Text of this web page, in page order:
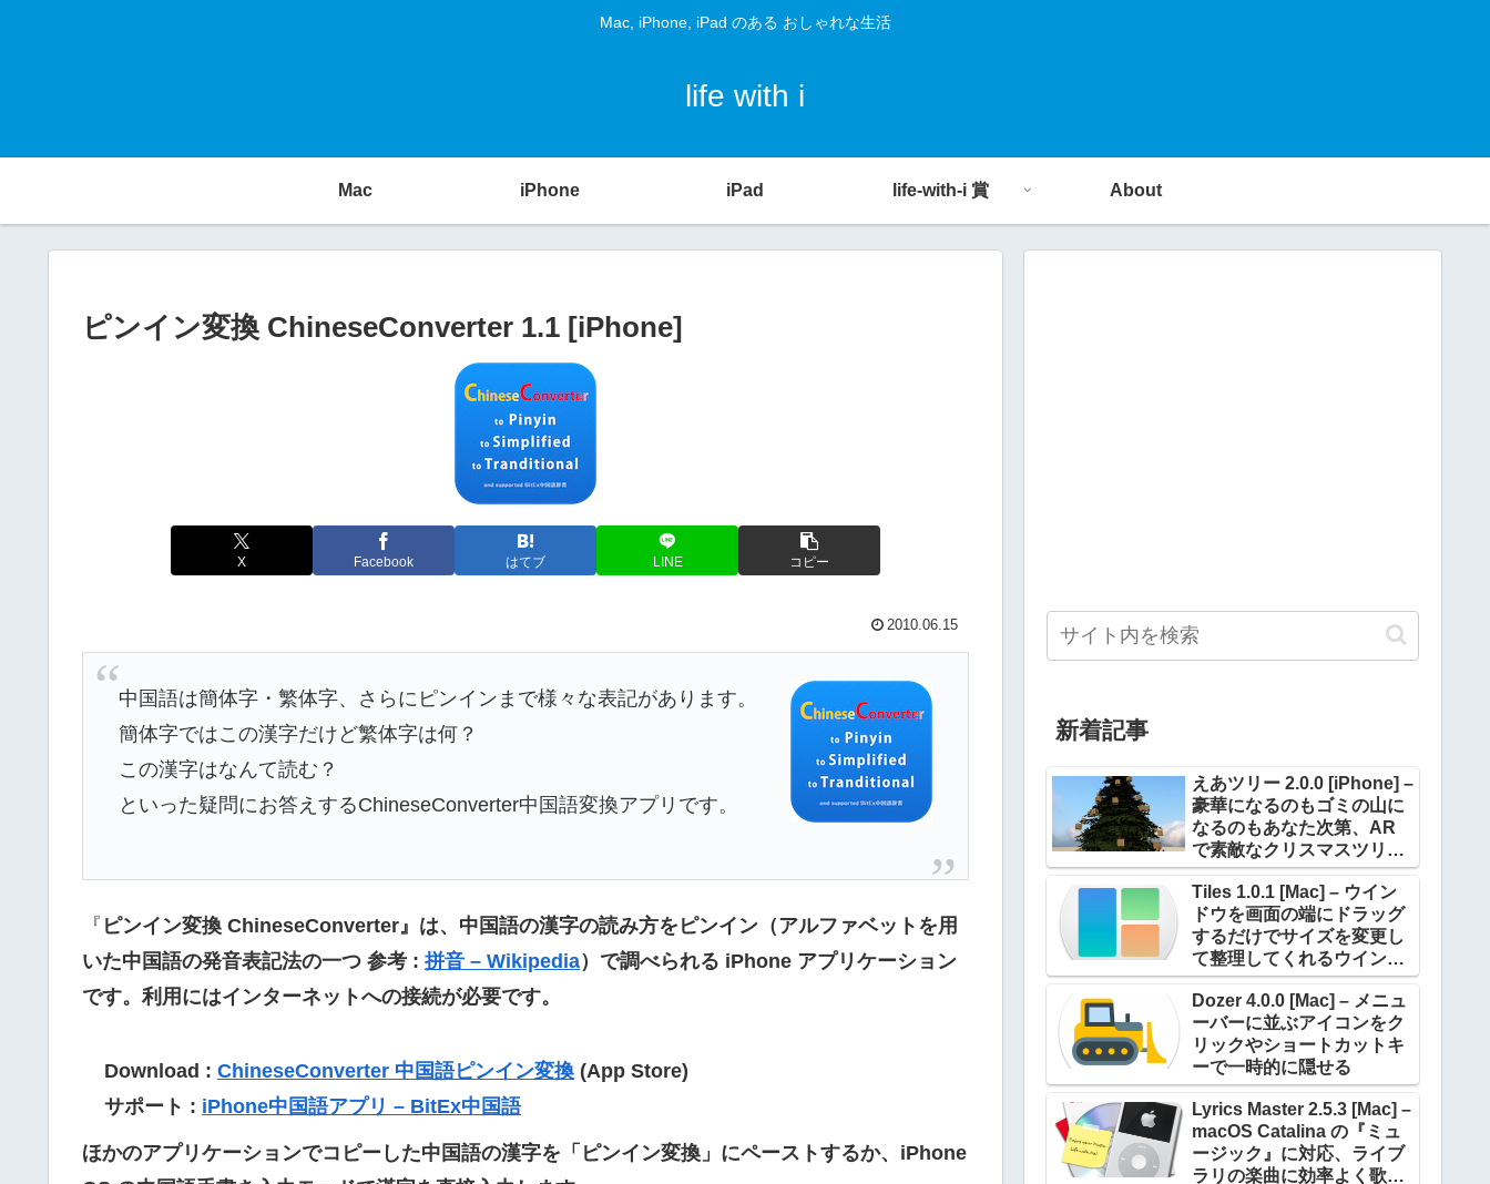
Mac, iPhone, iPad のある おしゃれな生活
life with i
Mac iPhone iPad life-with-i 賞 About
ピンイン変換 ChineseConverter 1.1 [iPhone]
X Facebook はてブ LINE コピー
2010.06.15
中国語は簡体字・繁体字、さらにピンインまで様々な表記があります。
簡体字ではこの漢字だけど繁体字は何？
この漢字はなんて読む？
といった疑問にお答えするChineseConverter中国語変換アプリです。
『 ピンイン変換 ChineseConverter 』は、中国語の漢字の読み方をピンイン（アルファベットを用
いた中国語の発音表記法の一つ 参考 : 拼音 – Wikipedia）で調べられる iPhone アプリケーション
です。利用にはインターネットへの接続が必要です。
Download : ChineseConverter 中国語ピンイン変換 (App Store)
サポート : iPhone中国語アプリ – BitEx中国語
ほかのアプリケーションでコピーした中国語の漢字を「ピンイン変換」にペーストするか、iPhone
新着記事
えあツリー 2.0.0 [iPhone] –
豪華になるのもゴミの山に
なるのもあなた次第、AR
で素敵なクリスマスツリー
を飾ろう！
Tiles 1.0.1 [Mac] – ウイン
ドウを画面の端にドラッグ
するだけでサイズを変更し
て整理してくれるウインド
ウマネージャー
Dozer 4.0.0 [Mac] – メニュ
ーバーに並ぶアイコンをク
リックやショートカットキ
ーで一時的に隠せる
Lyrics Master 2.5.3 [Mac] –
macOS Catalina の『ミュ
ージック』に対応、ライブ
ラリの楽曲に効率よく歌詞